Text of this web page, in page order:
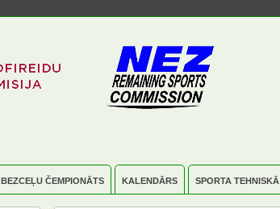
BEZCEĻU ČEMPIONĀTS KALENDĀRS SPORTA TEHNISKĀ